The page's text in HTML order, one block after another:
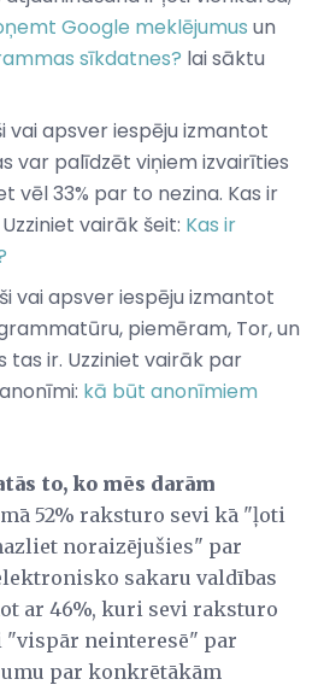
Google meklējumus un
sīkdatnes? lai sāktu
vai apsver iespēju izmantot
var palīdzēt viņiem izvairīties
vēl 33% par to nezina. Kas ir
vairāk šeit: Kas ir
vai apsver iespēju izmantot
piemēram, Tor, un
tas ir. Uzziniet vairāk par
kā būt anonīmiem
to, ko mēs darām
52% raksturo sevi kā "ļoti
noraizējušies" par
sakaru valdības
ar 46%, kuri sevi raksturo
"vispār neinteresē" par
par konkrētākām